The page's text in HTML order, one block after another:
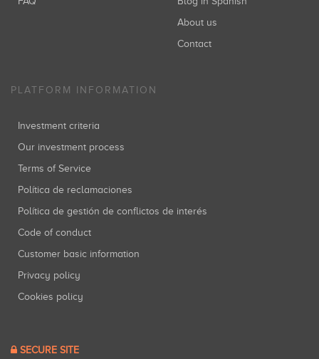
About us
Contact
PLATFORM INFORMATION
Investment criteria
Our investment process
Terms of Service
Política de reclamaciones
Política de gestión de conflictos de interés
Code of conduct
Customer basic information
Privacy policy
Cookies policy
SECURE SITE